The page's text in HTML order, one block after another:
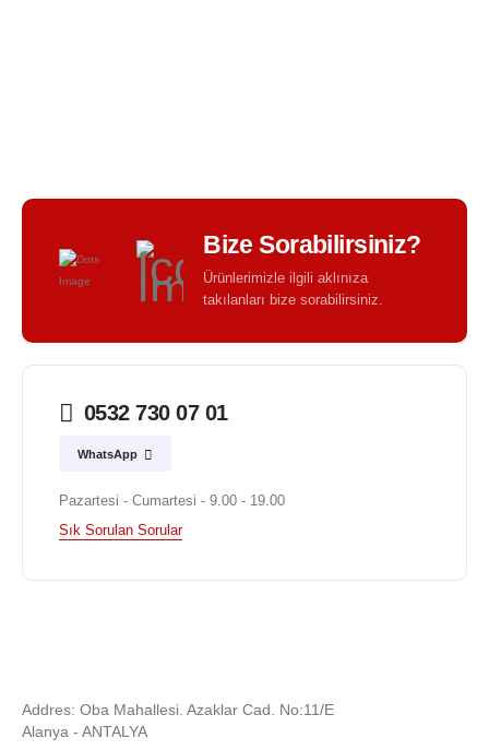
Bize Sorabilirsiniz?
Ürünlerimizle ilgili aklınıza
takılanları bize sorabilirsiniz.
0532 730 07 01
WhatsApp
Pazartesi - Cumartesi - 9.00 - 19.00
Sık Sorulan Sorular
Addres: Oba Mahallesi. Azaklar Cad. No:11/E
Alanya - ANTALYA